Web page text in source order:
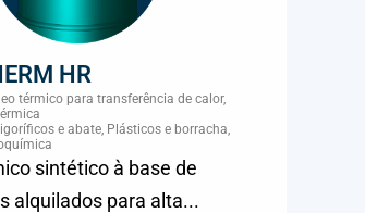
HR
térmico para transferência de calor,
e abate, Plásticos e borracha,
sintético à base de
alquilados para alta...